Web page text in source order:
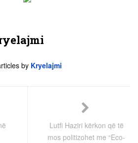
by Kryelajmi
Lutfi Haziri kërkon që të
mos politizohet me “Eco-